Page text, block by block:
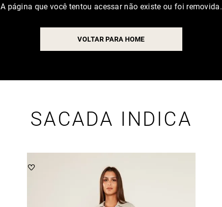
A página que você tentou acessar não existe ou foi removida.
VOLTAR PARA HOME
SACADA INDICA